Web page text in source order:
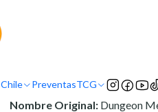
Chile PreventasTCG
Nombre Original: Dungeon